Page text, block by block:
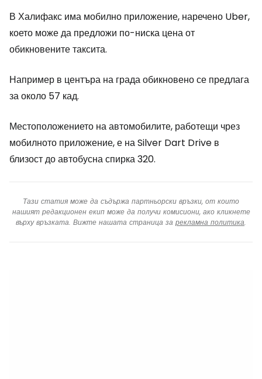
В Халифакс има мобилно приложение, наречено Uber,
което може да предложи по-ниска цена от
обикновените таксита.
Например в центъра на града обикновено се предлага
за около 57 кад.
Местоположението на автомобилите, работещи чрез
мобилното приложение, е на Silver Dart Drive в
близост до автобусна спирка 320.
Тази статия може да съдържа партньорски връзки, от които
нашият редакционен екип може да получи комисиони, ако кликнете
върху връзката. Вижте нашата страница за рекламна политика.